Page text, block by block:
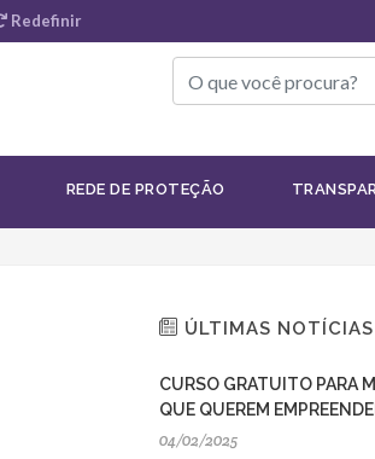
Redefinir
REDE DE PROTEÇÃO
ÚLTIMAS NOTÍCIAS
CURSO GRATUITO PARA
QUE QUEREM
04/02/2025